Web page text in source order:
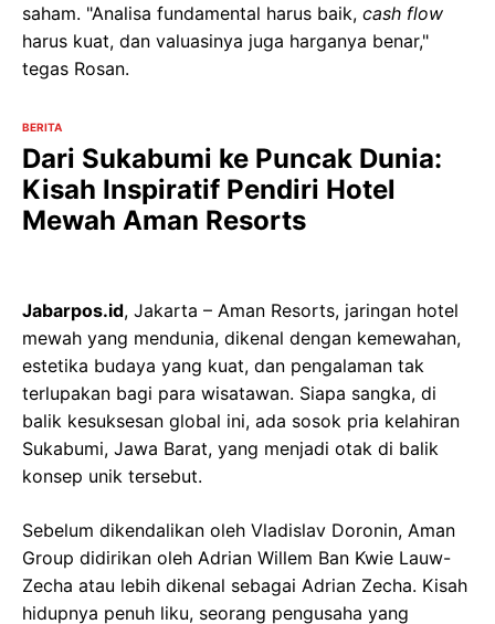
saham. "Analisa fundamental harus baik, cash flow
harus kuat, dan valuasinya juga harganya benar,"
tegas Rosan.
BERITA
Dari Sukabumi ke Puncak Dunia:
Kisah Inspiratif Pendiri Hotel
Mewah Aman Resorts
Jabarpos.id, Jakarta – Aman Resorts, jaringan hotel
mewah yang mendunia, dikenal dengan kemewahan,
estetika budaya yang kuat, dan pengalaman tak
terlupakan bagi para wisatawan. Siapa sangka, di
balik kesuksesan global ini, ada sosok pria kelahiran
Sukabumi, Jawa Barat, yang menjadi otak di balik
konsep unik tersebut.
Sebelum dikendalikan oleh Vladislav Doronin, Aman
Group didirikan oleh Adrian Willem Ban Kwie Lauw-
Zecha atau lebih dikenal sebagai Adrian Zecha. Kisah
hidupnya penuh liku, seorang pengusaha yang